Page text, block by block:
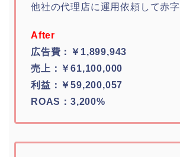
他社の代理店に運用依頼して赤字
After
広告費：￥1,899,943
売上：￥61,100,000
利益：￥59,200,057
ROAS：3,200%